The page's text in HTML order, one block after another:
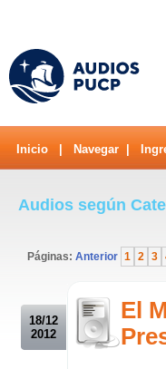
Inicio Navegar
Audios según
Páginas: Anterior 1 2 3
18/12
2012
El